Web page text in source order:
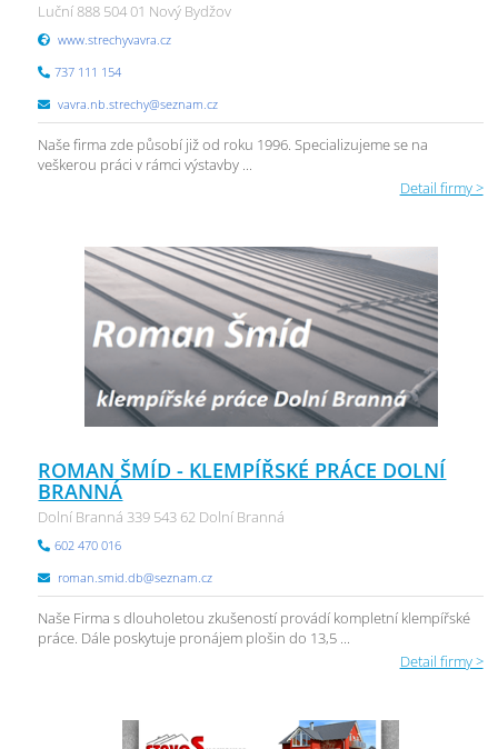
Luční 888 504 01 Nový Bydžov
www.strechyvavra.cz
737 111 154
vavra.nb.strechy@seznam.cz
Naše firma zde působí již od roku 1996. Specializujeme se na
veškerou práci v rámci výstavby ...
Detail firmy >
ROMAN ŠMÍD - KLEMPÍŘSKÉ PRÁCE DOLNÍ
BRANNÁ
Dolní Branná 339 543 62 Dolní Branná
602 470 016
roman.smid.db@seznam.cz
Naše Firma s dlouholetou zkušeností provádí kompletní klempířské
práce. Dále poskytuje pronájem plošin do 13,5 ...
Detail firmy >